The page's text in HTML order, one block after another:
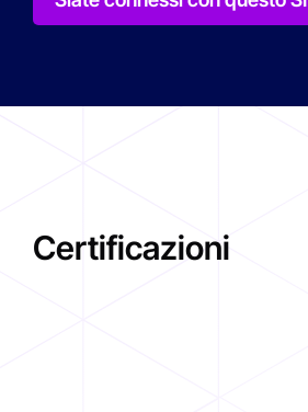
Certificazioni